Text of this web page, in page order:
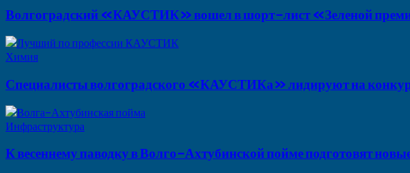
Волгоградский «КАУСТИК» вошел в шорт-лист «Зеленой
Химия
Специалисты волгоградского «КАУСТИКа» лидируют на
Инфраструктура
К весеннему паводку в Волго-Ахтубинской пойме подготовят